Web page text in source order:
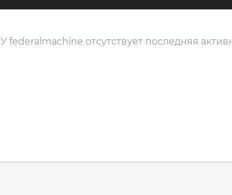
У federalmachine отсутствует последняя